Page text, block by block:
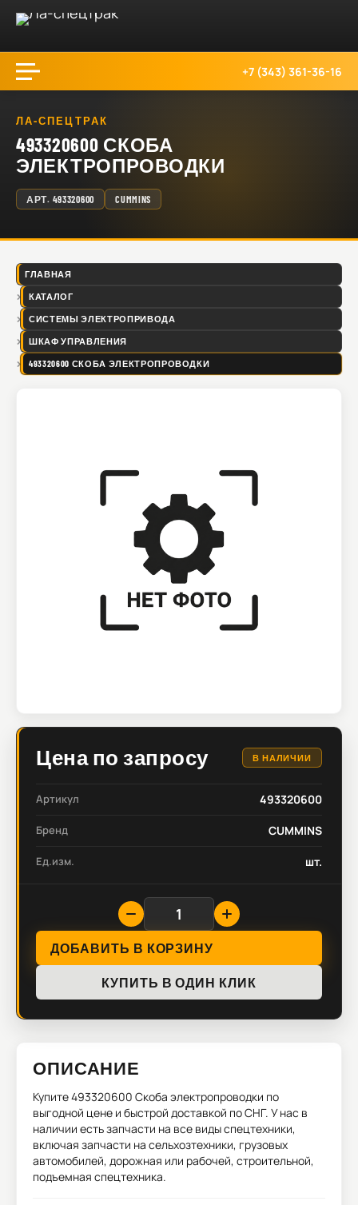
+7 (343) 361-36-16
ЛА-СПЕЦТРАК
493320600 СКОБА
ЭЛЕКТРОПРОВОДКИ
АРТ. 493320600 CUMMINS
ГЛАВНАЯ
КАТАЛОГ
СИСТЕМЫ ЭЛЕКТРОПРИВОДА
ШКАФ УПРАВЛЕНИЯ
493320600 СКОБА ЭЛЕКТРОПРОВОДКИ
Цена по запросу В НАЛИЧИИ
Артикул 493320600
Бренд CUMMINS
Ед.изм. шт.
ДОБАВИТЬ В КОРЗИНУ
КУПИТЬ В ОДИН КЛИК
ОПИСАНИЕ
Купите493320600 Скоба электропроводки по
выгодной цене и быстрой доставкой по СНГ. У нас в
наличии есть запчасти на все виды спецтехники,
включая запчасти на сельхозтехники, грузовых
автомобилей, дорожная или рабочей, строительной,
подъемная спецтехника.